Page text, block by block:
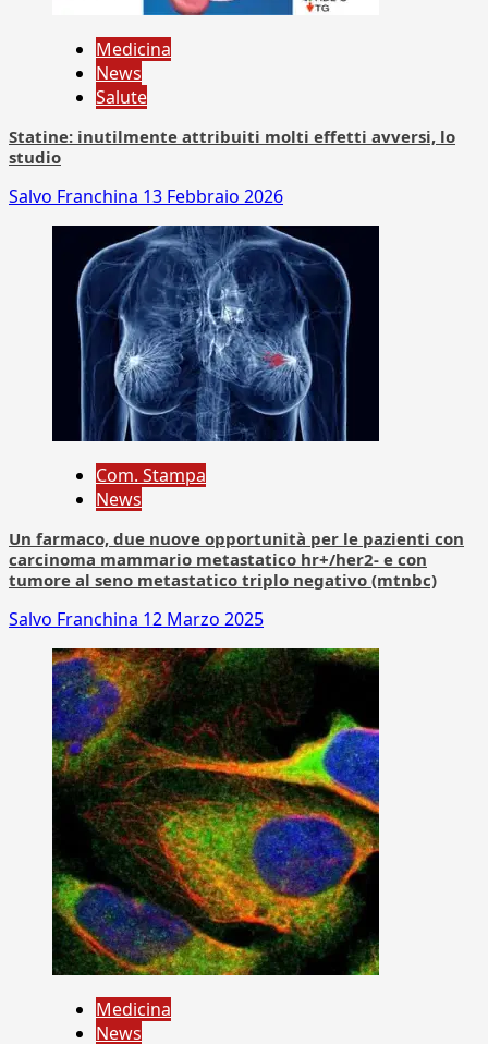
Medicina
News
Salute
Statine: inutilmente attribuiti molti effetti avversi, lo
studio
Salvo Franchina 13 Febbraio 2026
Com. Stampa
News
Un farmaco, due nuove opportunità per le pazienti con
carcinoma mammario metastatico hr+/her2- e con
tumore al seno metastatico triplo negativo (mtnbc)
Salvo Franchina 12 Marzo 2025
Medicina
News